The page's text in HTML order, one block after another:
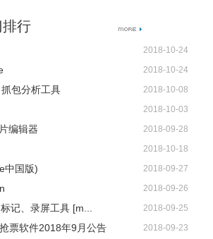
行
2018-10-24
2018-10-24
包分析工具 2018-10-08
2018-10-03
编辑器 2018-09-28
2018-10-18
中国版) 2018-09-27
2018-09-26
记、录屏工具 [m... 2018-09-25
票软件2018年9月公告 2018-09-23